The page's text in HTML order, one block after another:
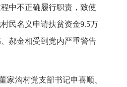
中不正确履行职责，致使
民名义申请扶贫资金9.5万
郝金相受到党内严重警告
家沟村党支部书记申喜顺、